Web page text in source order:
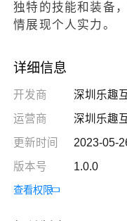
独特的技能和装备
情展现个人实力。
详细信息
开发商
深圳乐趣
运营商
深圳乐趣
更新时间
2023-05-
版本号
1.0.0
查看权限